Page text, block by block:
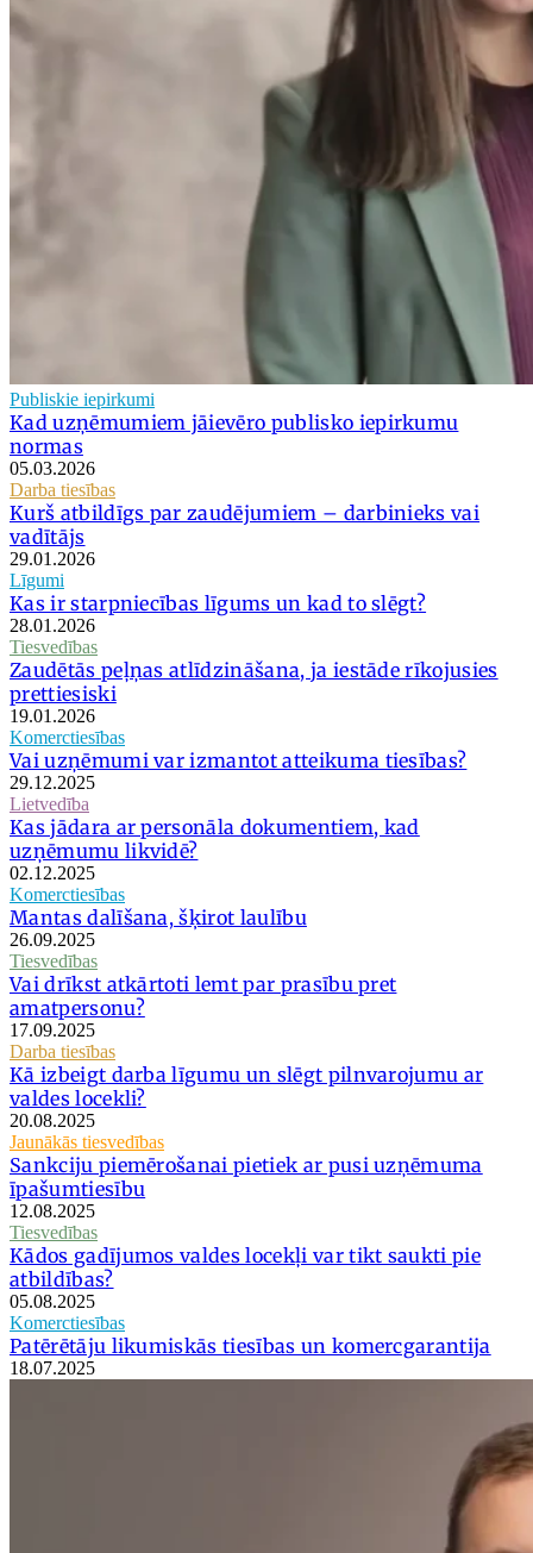
Publiskie iepirkumi
Kad uzņēmumiem jāievēro publisko iepirkumu
normas
05.03.2026
Darba tiesības
Kurš atbildīgs par zaudējumiem – darbinieks vai
vadītājs
29.01.2026
Līgumi
Kas ir starpniecības līgums un kad to slēgt?
28.01.2026
Tiesvedības
Zaudētās peļņas atlīdzināšana, ja iestāde rīkojusies
prettiesiski
19.01.2026
Komerctiesības
Vai uzņēmumi var izmantot atteikuma tiesības?
29.12.2025
Lietvedība
Kas jādara ar personāla dokumentiem, kad
uzņēmumu likvidē?
02.12.2025
Komerctiesības
Mantas dalīšana, šķirot laulību
26.09.2025
Tiesvedības
Vai drīkst atkārtoti lemt par prasību pret
amatpersonu?
17.09.2025
Darba tiesības
Kā izbeigt darba līgumu un slēgt pilnvarojumu ar
valdes locekli?
20.08.2025
Jaunākās tiesvedības
Sankciju piemērošanai pietiek ar pusi uzņēmuma
īpašumtiesību
12.08.2025
Tiesvedības
Kādos gadījumos valdes locekļi var tikt saukti pie
atbildības?
05.08.2025
Komerctiesības
Patērētāju likumiskās tiesības un komercgarantija
18.07.2025